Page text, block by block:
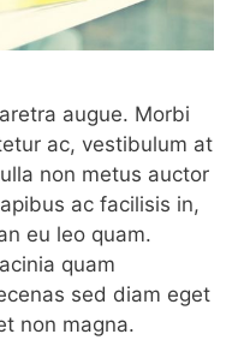
augue. Morbi
ac, vestibulum at
non metus auctor
ac facilisis in,
eu leo quam.
quam
sed diam eget
non magna.